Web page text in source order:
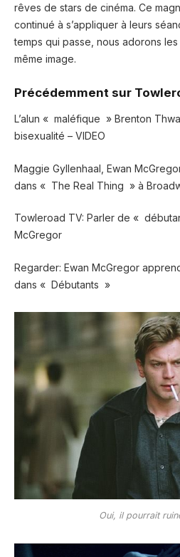
rêves de stars de cinéma. Ce
continué à s’appliquer à leurs
temps qui passe, nous adorons
même image.
Précédemment sur
L’alun « maléfique » Brenton
bisexualité – VIDEO
Maggie Gyllenhaal, Ewan
dans « The Real Thing » à
Towleroad TV: Parler de «
McGregor
Regarder: Ewan McGregor
dans « Débutants »
Oui, il pourrait